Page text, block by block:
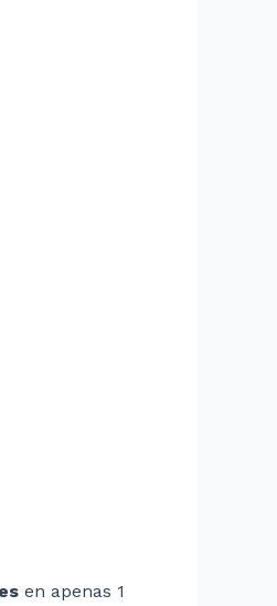
en apenas 1